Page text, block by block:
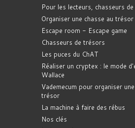
Pour les lecteurs, chasseurs
Organiser une chasse au trésor
Escape room - Escape game
Chasseurs de trésors
Les puces du ChAT
Réaliser un cryptex : le mode
Wallace
Vademecum pour organiser
trésor
La machine à faire des rébus
Nos clés